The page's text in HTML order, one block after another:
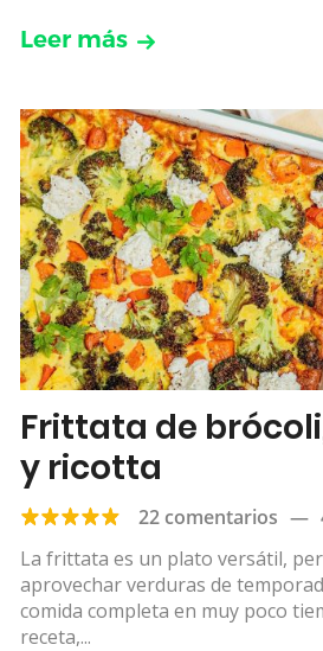
Leer más
Frittata de
y ricotta
22 comentarios —
La frittata es un plato versátil,
aprovechar verduras de
comida completa en muy poco
receta,...